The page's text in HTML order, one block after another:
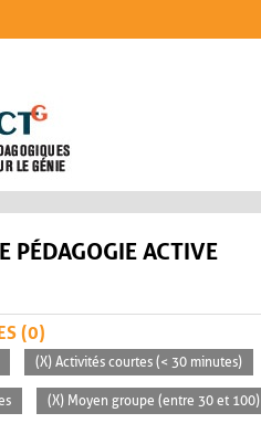
PÉDAGOGIE ACTIVE
(0)
(X) Activités courtes (< 30 minutes)
(X) Moyen groupe (entre 30 et 100)